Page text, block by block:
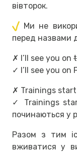
вівторок.
Ми не
перед назвами
✗ I’ll see you on
✓ I’ll see you on
✗ Trainings start
✓ Trainings
починаються у
Разом з тим
вживатися у